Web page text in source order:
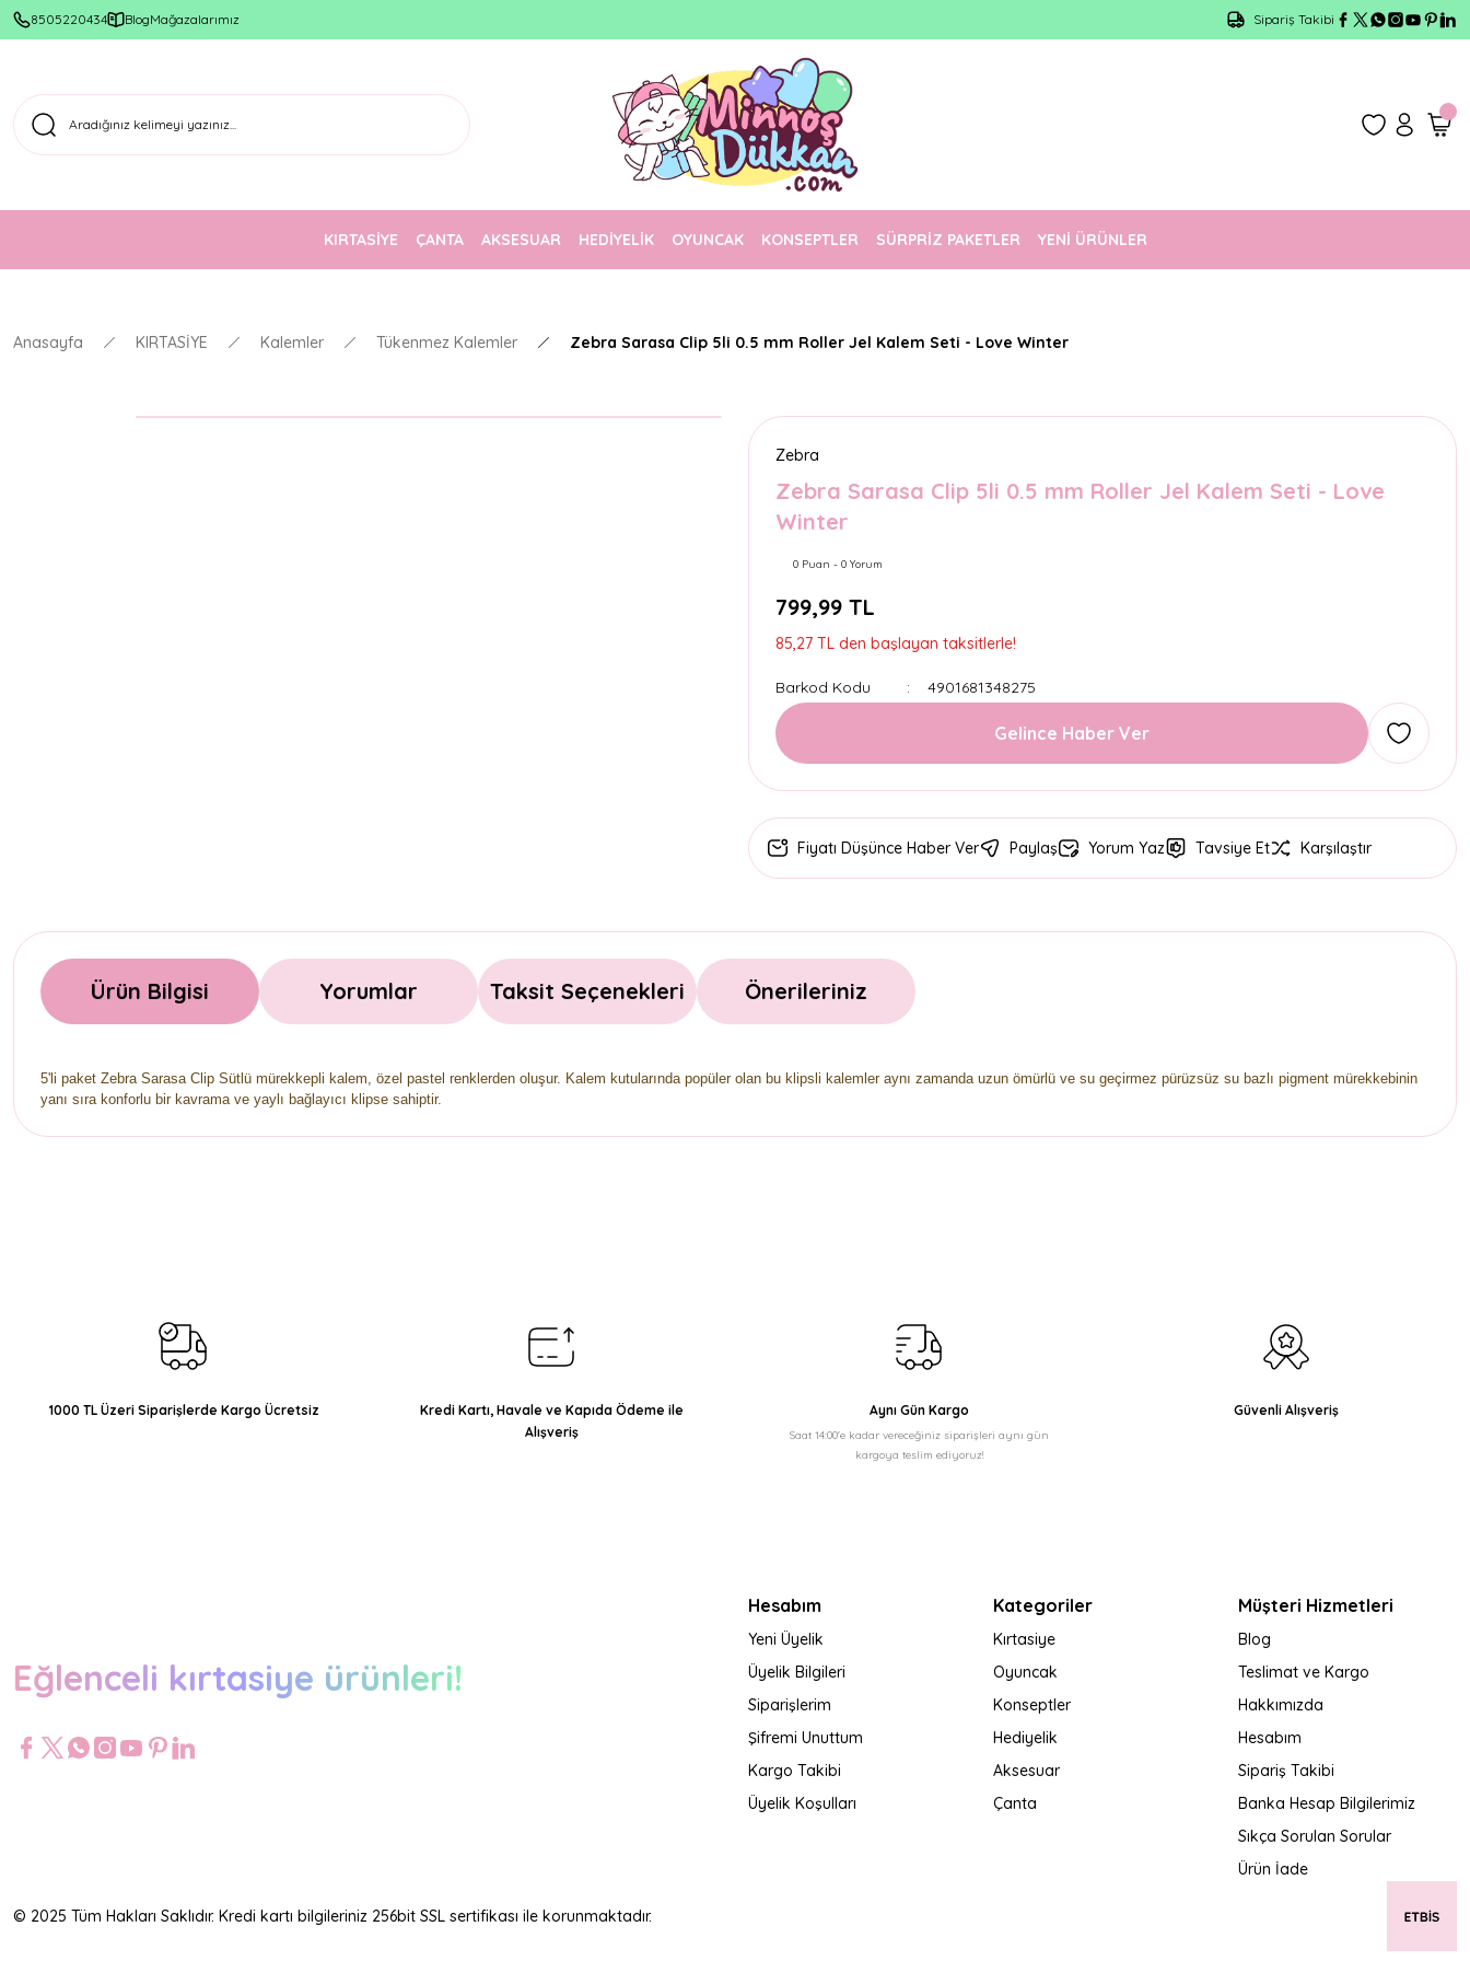
8505220434 BlogMağazalarımız
1500 TL Üzeri Ücretsiz Kargo
Tüm Siparişler Aynı Gün Kargoda!
Türkiye'nin En Eğlenceli Kırtasiyesi!
Sipariş Takibi
KIRTASİYE ÇANTA AKSESUAR HEDİYELİK OYUNCAK KONSEPTLER SÜRPRİZ PAKETLER YENİ ÜRÜNLER
Anasayfa KIRTASİYE Kalemler Tükenmez Kalemler Zebra Sarasa Clip 5li 0.5 mm Roller Jel Kalem Seti - Love Winter
Zebra
Zebra Sarasa Clip 5li 0.5 mm Roller Jel Kalem Seti - Love
Winter
0 Puan - 0 Yorum
799,99 TL
85,27 TL den başlayan taksitlerle!
Barkod Kodu 4901681348275
Gelince Haber Ver
Fiyatı Düşünce Haber Ver Paylaş Yorum Yaz Tavsiye Et Karşılaştır
Ürün Bilgisi Yorumlar Taksit Seçenekleri Önerileriniz
5'li paket Zebra Sarasa Clip Sütlü mürekkepli kalem, özel pastel renklerden oluşur. Kalem kutularında popüler olan bu klipsli kalemler aynı zamanda uzun ömürlü ve su geçirmez pürüzsüz su bazlı pigment mürekkebinin
yanı sıra konforlu bir kavrama ve yaylı bağlayıcı klipse sahiptir.
Ürün fiyatı diğer sitelerden daha pahalı.
Bu ürüne benzer farklı alternatifler olmalı.
1000 TL Üzeri Siparişlerde Kargo Ücretsiz
Kredi Kartı, Havale ve Kapıda Ödeme ile
Alışveriş
Aynı Gün Kargo
Saat 14:00'e kadar vereceğiniz siparişleri aynı gün
kargoya teslim ediyoruz!
Güvenli Alışveriş
Eğlenceli kırtasiye ürünleri!
Hesabım
Yeni Üyelik
Üyelik Bilgileri
Siparişlerim
Şifremi Unuttum
Kargo Takibi
Üyelik Koşulları
Kategoriler
Kırtasiye
Oyuncak
Konseptler
Hediyelik
Aksesuar
Çanta
Müşteri Hizmetleri
Blog
Teslimat ve Kargo
Hakkımızda
Hesabım
Sipariş Takibi
Banka Hesap Bilgilerimiz
Sıkça Sorulan Sorular
Ürün İade
© 2025 Tüm Hakları Saklıdır. Kredi kartı bilgileriniz 256bit SSL sertifikası ile korunmaktadır.